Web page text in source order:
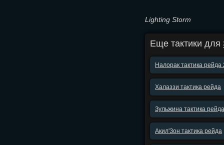
Lighting Storm
Еще тактики для
Налорак тактика рейда
Халаззи тактика рейда
Зульжина тактика рейда
Акил'Зон тактика рейда